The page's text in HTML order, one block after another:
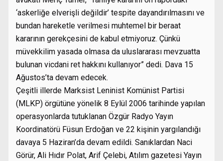
‘askerliğe elverişli değildir’ tespite dayandırılmasını ve
bundan hareketle verilmesi muhtemel bir beraat
kararının gerekçesini de kabul etmiyoruz. Çünkü
müvekkilim yasada olmasa da uluslararası mevzuatta
bulunan vicdani ret hakkını kullanıyor” dedi. Dava 15
Ağustos’ta devam edecek.
Çeşitli illerde Marksist Leninist Komünist Partisi
(MLKP) örgütüne yönelik 8 Eylül 2006 tarihinde yapılan
operasyonlarda tutuklanan Özgür Radyo Yayın
Koordinatörü Füsun Erdoğan ve 22 kişinin yargılandığı
davaya 5 Haziran’da devam edildi. Sanıklardan Naci
Görür, Ali Hıdır Polat, Arif Çelebi, Atılım gazetesi Yayın